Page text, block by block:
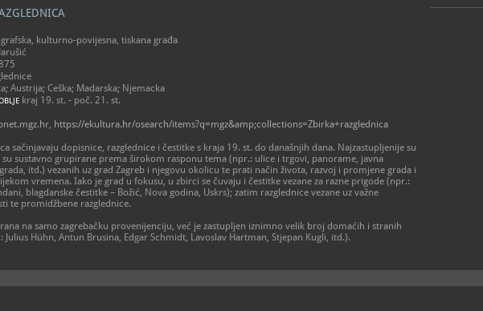
kulturno-povijesna, tiskana građa
Austrija; Ceška; Madarska; Njemacka
kraj 19. st. - poč. 21. st.
, https://ekultura.hr/osearch/items?q=mgz&amp;collections=Zbirka+razglednica
sačinjavaju dopisnice, razglednice i čestitke s kraja 19. st. do današnjih dana. Najzastupljenije su
su sustavno grupirane prema širokom rasponu tema (npr.: ulice i trgovi, panorame, javna
itd.) vezanih uz grad Zagreb i njegovu okolicu te prati način života, razvoj i promjene grada i
vremena. Iako je grad u fokusu, u zbirci se čuvaju i čestitke vezane za razne prigode (npr.:
blagdanske čestitke – Božić, Nova godina, Uskrs); zatim razglednice vezane uz važne
te promidžbene razglednice.
na samo zagrebačku provenijenciju, već je zastupljen iznimno velik broj domaćih i stranih
Julius Hühn, Antun Brusina, Edgar Schmidt, Lavoslav Hartman, Stjepan Kugli, itd.).